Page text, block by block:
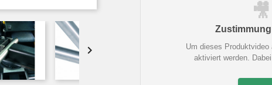

Um dieses
aktiviert werden.